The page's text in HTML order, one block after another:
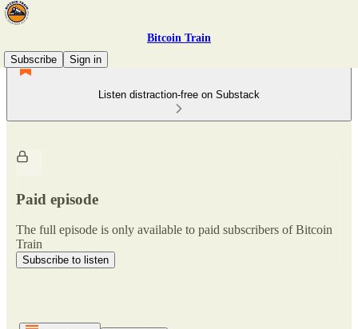
Bitcoin Train
Subscribe
Sign in
Listen distraction-free on Substack
Paid episode
The full episode is only available to paid subscribers of Bitcoin
Train
Subscribe to listen